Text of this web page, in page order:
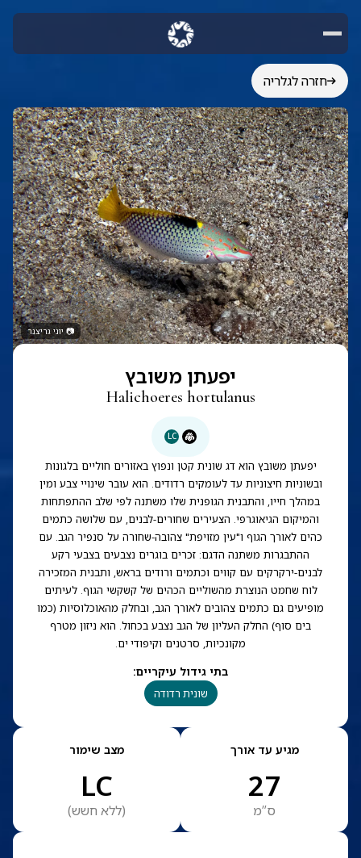
חזרה לגלריה
📷 יוני גריצנר
יפעתן משובץ
Halichoeres hortulanus
LC
יפעתן משובץ הוא דג שונית קטן ונפוץ באזורים חוליים בלגונות
ובשוניות חיצוניות עד לעומקים רדודים. הוא עובר שינויי צבע ומין
במהלך חייו, והתבנית הגופנית שלו משתנה לפי שלב ההתפתחות
והמיקום הגיאוגרפי. הצעירים שחורים-לבנים, עם שלושה כתמים
כהים לאורך הגוף ו"עין מזויפת" צהובה-שחורה על סנפיר הגב. עם
ההתבגרות משתנה הדגם: זכרים בוגרים נצבעים בצבעי רקע
לבנים-ירקרקים עם קווים וכתמים ורודים בראש, ותבנית המזכירה
לוח שחמט הנוצרת מהשוליים הכהים של קשקשי הגוף. לעיתים
מופיעים גם כתמים צהובים לאורך הגב, ובחלק מהאוכלוסיות (כמו
בים סוף) החלק העליון של הגב נצבע בכחול. הוא ניזון מטרף
מקונכיות, סרטנים וקיפודי ים.
בתי גידול עיקריים:
שונית רדודה
מגיע עד אורך
27
ס”מ
מצב שימור
LC
(ללא חשש)